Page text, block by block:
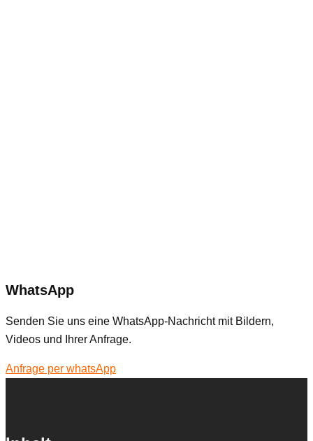
WhatsApp
Senden Sie uns eine WhatsApp-Nachricht mit Bildern,
Videos und Ihrer Anfrage.
Anfrage per whatsApp